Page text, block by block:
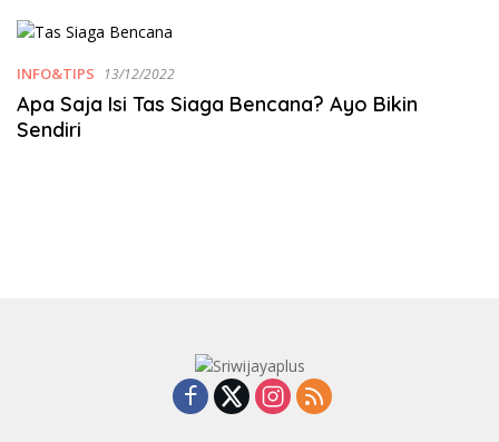
INFO&TIPS 13/12/2022
Apa Saja Isi Tas Siaga Bencana? Ayo Bikin
Sendiri